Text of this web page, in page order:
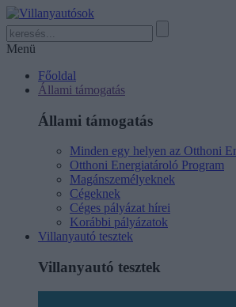
Menü
Főoldal
Állami támogatás
Állami támogatás
Minden egy helyen az Otthoni
Otthoni Energiatároló Program
Magánszemélyeknek
Cégeknek
Céges pályázat hírei
Korábbi pályázatok
Villanyautó tesztek
Villanyautó tesztek